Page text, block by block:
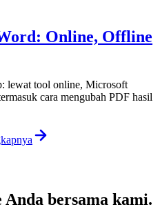
Online, Offline
lewat tool online, Microsoft
cara mengubah PDF hasil
Anda bersama kami.